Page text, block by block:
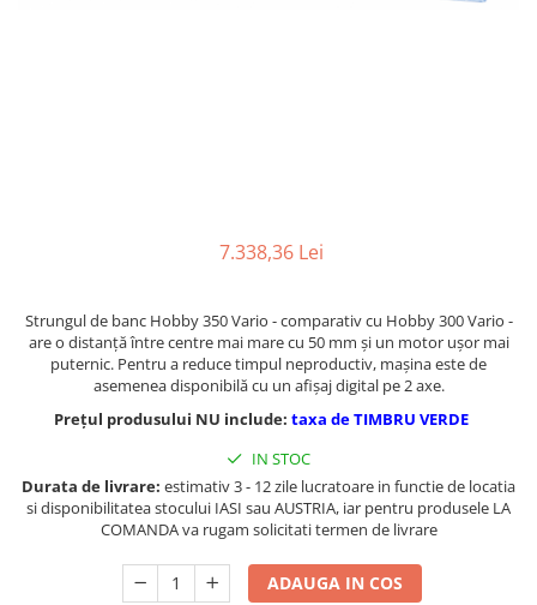
Masini de gaurit cu coloana si cap
curea de distributie
Masini de gaurit cu masa
Masini de gaurit cu stand si
coloana
Masini de gaurit cu freza
Masini de frezat universale
Centre de prelucrare verticale CNC
7.338,36 Lei
Strungul de banc Hobby 350 Vario - comparativ cu Hobby 300 Vario -
are o distanță între centre mai mare cu 50 mm și un motor ușor mai
puternic. Pentru a reduce timpul neproductiv, mașina este de
asemenea disponibilă cu un afișaj digital pe 2 axe.
Prețul produsului NU include: taxa de TIMBRU VERDE
IN STOC
Durata de livrare: estimativ 3 - 12 zile lucratoare in functie de locatia
si disponibilitatea stocului IASI sau AUSTRIA, iar pentru produsele LA
COMANDA va rugam solicitati termen de livrare
ADAUGA IN COS